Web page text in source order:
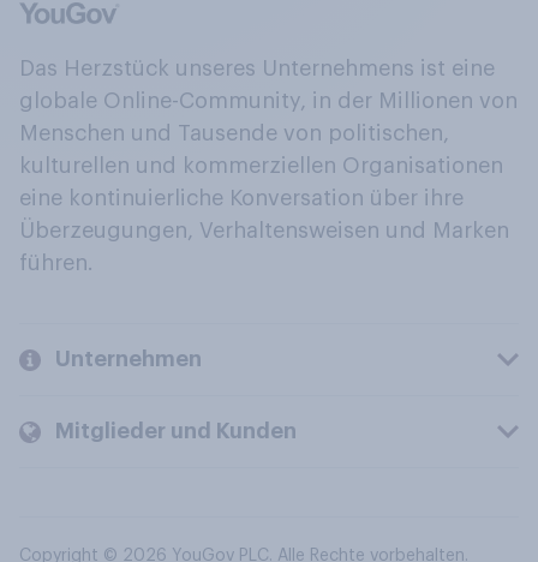
Das Herzstück unseres Unternehmens ist eine
globale Online-Community, in der Millionen von
Menschen und Tausende von politischen,
kulturellen und kommerziellen Organisationen
eine kontinuierliche Konversation über ihre
Überzeugungen, Verhaltensweisen und Marken
führen.
Unternehmen
Mitglieder und Kunden
Copyright © 2026 YouGov PLC. Alle Rechte vorbehalten.